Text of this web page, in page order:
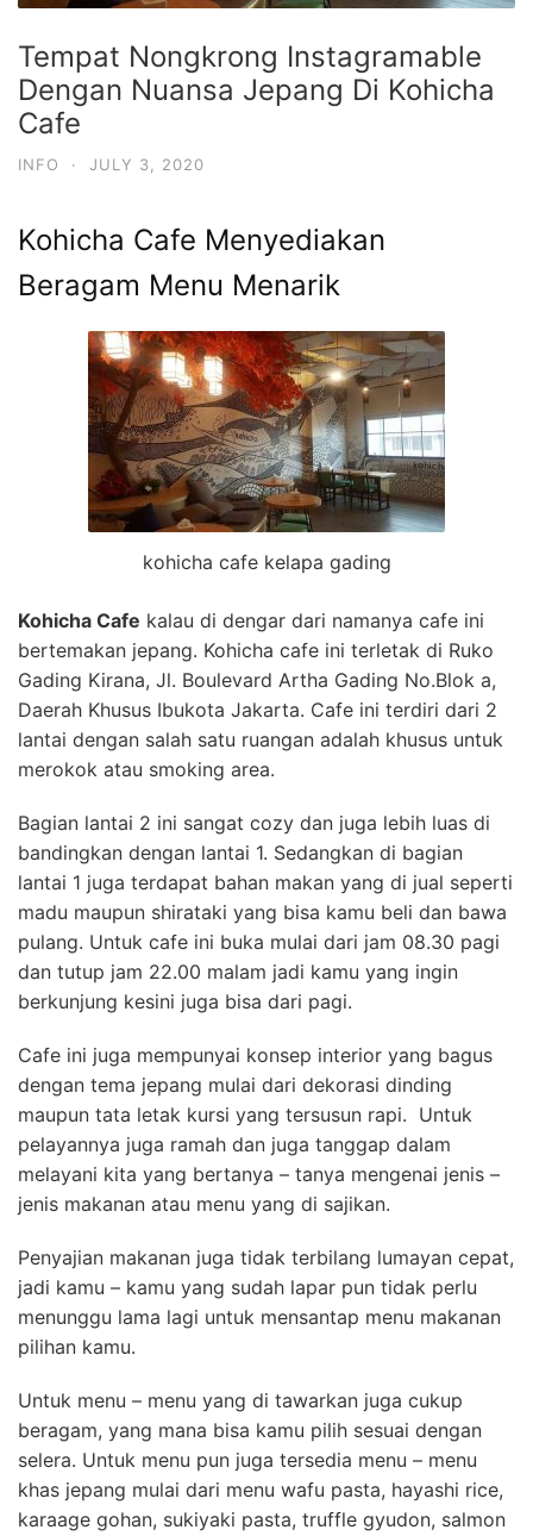
Tempat Nongkrong Instagramable
Dengan Nuansa Jepang Di Kohicha
Cafe
INFO · JULY 3, 2020
Kohicha Cafe Menyediakan
Beragam Menu Menarik
kohicha cafe kelapa gading
Kohicha Cafe kalau di dengar dari namanya cafe ini
bertemakan jepang. Kohicha cafe ini terletak di Ruko
Gading Kirana, Jl. Boulevard Artha Gading No.Blok a,
Daerah Khusus Ibukota Jakarta. Cafe ini terdiri dari 2
lantai dengan salah satu ruangan adalah khusus untuk
merokok atau smoking area.
Bagian lantai 2 ini sangat cozy dan juga lebih luas di
bandingkan dengan lantai 1. Sedangkan di bagian
lantai 1 juga terdapat bahan makan yang di jual seperti
madu maupun shirataki yang bisa kamu beli dan bawa
pulang. Untuk cafe ini buka mulai dari jam 08.30 pagi
dan tutup jam 22.00 malam jadi kamu yang ingin
berkunjung kesini juga bisa dari pagi.
Cafe ini juga mempunyai konsep interior yang bagus
dengan tema jepang mulai dari dekorasi dinding
maupun tata letak kursi yang tersusun rapi. Untuk
pelayannya juga ramah dan juga tanggap dalam
melayani kita yang bertanya – tanya mengenai jenis –
jenis makanan atau menu yang di sajikan.
Penyajian makanan juga tidak terbilang lumayan cepat,
jadi kamu – kamu yang sudah lapar pun tidak perlu
menunggu lama lagi untuk mensantap menu makanan
pilihan kamu.
Untuk menu – menu yang di tawarkan juga cukup
beragam, yang mana bisa kamu pilih sesuai dengan
selera. Untuk menu pun juga tersedia menu – menu
khas jepang mulai dari menu wafu pasta, hayashi rice,
karaage gohan, sukiyaki pasta, truffle gyudon, salmon